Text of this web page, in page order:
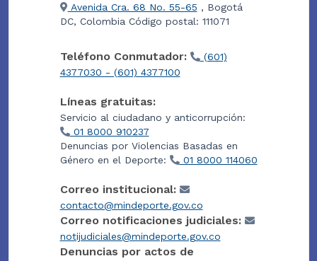
Avenida Cra. 68 No. 55-65 , Bogotá
DC, Colombia Código postal: 111071
Teléfono Conmutador:
(601)
4377030 - (601) 4377100
Líneas gratuitas:
Servicio al ciudadano y anticorrupción:
01 8000 910237
Denuncias por Violencias Basadas en
Género en el Deporte:
01 8000 114060
Correo institucional:
contacto@mindeporte.gov.co
Correo notificaciones judiciales:
notijudiciales@mindeporte.gov.co
Denuncias por actos de